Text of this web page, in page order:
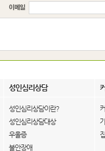
성인심리상담
성인심리상담이란?
성인심리상담대상
우울증
불안장애